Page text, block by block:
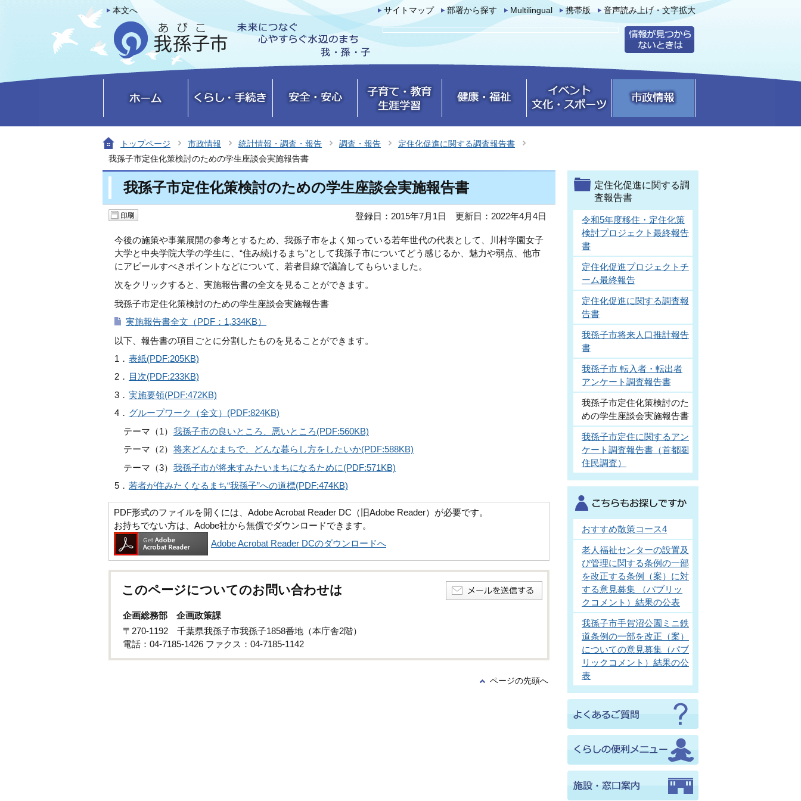
本文へ サイトマップ 部署から探す Multilingual 携帯版 音声読み上げ・文字拡大
トップページ 市政情報 統計情報・調査・報告 調査・報告
定住化促進に関する調査報告書
我孫子市定住化策検討のための学生座談会実施報告書
我孫子市定住化策検討のための学生座談会実施報告書
登録日：2015年7月1日 更新日：2022年4月4日
今後の施策や事業展開の参考とするため、我孫子市をよく知っている若年世代の代表として、川村学園女子
大学と中央学院大学の学生に、“住み続けるまち”として我孫子市についてどう感じるか、魅力や弱点、他市
にアピールすべきポイントなどについて、若者目線で議論してもらいました。
次をクリックすると、実施報告書の全文を見ることができます。
我孫子市定住化策検討のための学生座談会実施報告書
実施報告書全文（PDF：1,334KB）
以下、報告書の項目ごとに分割したものを見ることができます。
1． 表紙(PDF:205KB)
2． 目次(PDF:233KB)
3． 実施要領(PDF:472KB)
4． グループワーク（全文）(PDF:824KB)
テーマ（1） 我孫子市の良いところ、悪いところ(PDF:560KB)
テーマ（2） 将来どんなまちで、どんな暮らし方をしたいか(PDF:588KB)
テーマ（3） 我孫子市が将来すみたいまちになるために(PDF:571KB)
5． 若者が住みたくなるまち“我孫子”への道標(PDF:474KB)
PDF形式のファイルを開くには、Adobe Acrobat Reader DC（旧Adobe Reader）が必要です。
お持ちでない方は、Adobe社から無償でダウンロードできます。
Adobe Acrobat Reader DCのダウンロードへ
このページについてのお問い合わせは
企画総務部 企画政策課
〒270-1192 千葉県我孫子市我孫子1858番地（本庁舎2階）
電話：04-7185-1426 ファクス：04-7185-1142
ページの先頭へ
定住化促進に関する調
査報告書
令和5年度移住・定住化策
検討プロジェクト最終報告
書
定住化促進プロジェクトチ
ーム最終報告
定住化促進に関する調査報
告書
我孫子市将来人口推計報告
書
我孫子市 転入者・転出者
アンケート調査報告書
我孫子市定住化策検討のた
めの学生座談会実施報告書
我孫子市定住に関するアン
ケート調査報告書（首都圏
住民調査）
おすすめ散策コース4
老人福祉センターの設置及
び管理に関する条例の一部
を改正する条例（案）に対
する意見募集 （パブリッ
クコメント）結果の公表
我孫子市手賀沼公園ミニ鉄
道条例の一部を改正（案）
についての意見募集（パブ
リックコメント）結果の公
表